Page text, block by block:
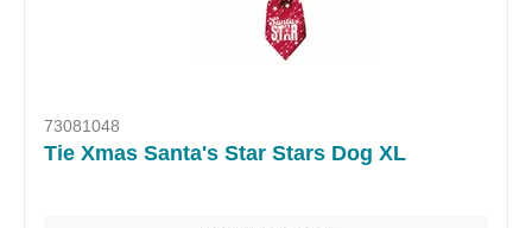
73081048
Tie Xmas Santa's Star Stars Dog XL